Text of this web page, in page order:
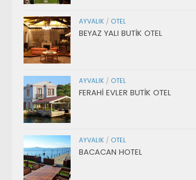
AYVALIK / OTEL
BEYAZ YALI BUTİK OTEL
AYVALIK / OTEL
FERAHİ EVLER BUTİK OTEL
AYVALIK / OTEL
BACACAN HOTEL